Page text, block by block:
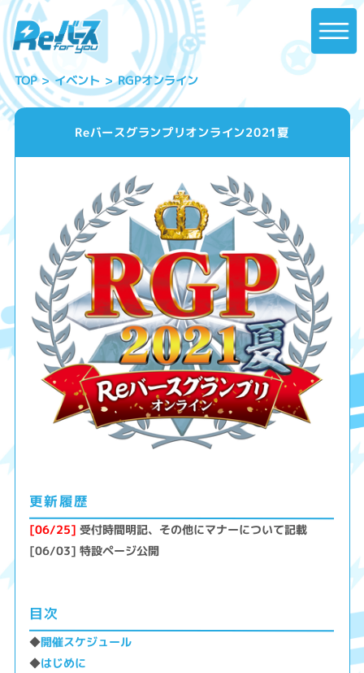
TOP イベント RGPオンライン
Reバースグランプリオンライン2021夏
更新履歴
[06/25] 受付時間明記、その他にマナーについて記載
[06/03] 特設ページ公開
目次
◆開催スケジュール
◆はじめに